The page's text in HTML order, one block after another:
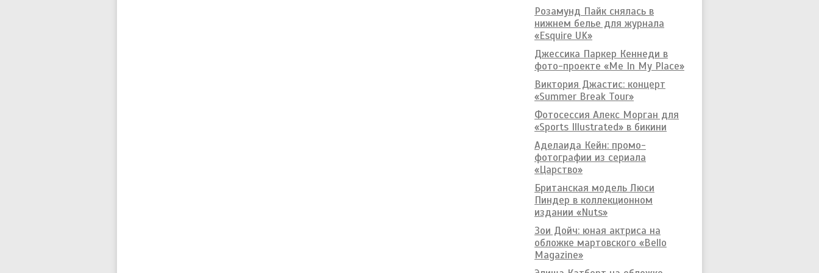
Розамунд Пайк снялась в
нижнем белье для журнала
«Esquire UK»
Джессика Паркер Кеннеди в
фото-проекте «Me In My Place»
Виктория Джастис: концерт
«Summer Break Tour»
Фотосессия Алекс Морган для
«Sports Illustrated» в бикини
Аделаида Кейн: промо-
фотографии из сериала
«Царство»
Британская модель Люси
Пиндер в коллекционном
издании «Nuts»
Зои Дойч: юная актриса на
обложке мартовского «Bello
Magazine»